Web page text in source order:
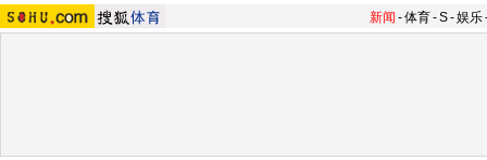
新闻 -体育-S-娱乐